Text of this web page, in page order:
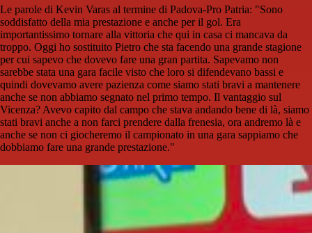
Le parole di Kevin Varas al termine di Padova-Pro Patria: "Sono
soddisfatto della mia prestazione e anche per il gol. Era
importantissimo tornare alla vittoria che qui in casa ci mancava da
troppo. Oggi ho sostituito Pietro che sta facendo una grande stagione
per cui sapevo che dovevo fare una gran partita. Sapevamo non
sarebbe stata una gara facile visto che loro si difendevano bassi e
quindi dovevamo avere pazienza come siamo stati bravi a mantenere
anche se non abbiamo segnato nel primo tempo. Il vantaggio sul
Vicenza? Avevo capito dal campo che stava andando bene di là, siamo
stati bravi anche a non farci prendere dalla frenesia, ora andremo là e
anche se non ci giocheremo il campionato in una gara sappiamo che
dobbiamo fare una grande prestazione."